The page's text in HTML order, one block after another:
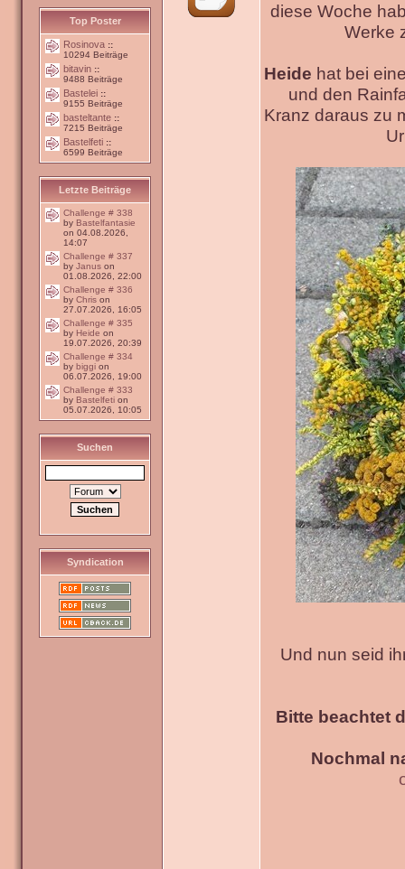
Top Poster
Rosinova ::
10294 Beiträge
bitavin ::
9488 Beiträge
Bastelei ::
9155 Beiträge
basteltante ::
7215 Beiträge
Bastelfeti ::
6599 Beiträge
Letzte Beiträge
Challenge # 338
by Bastelfantasie
on 04.08.2026,
14:07
Challenge # 337
by Janus on
01.08.2026, 22:00
Challenge # 336
by Chris on
27.07.2026, 16:05
Challenge # 335
by Heide on
19.07.2026, 20:39
Challenge # 334
by biggi on
06.07.2026, 19:00
Challenge # 333
by Bastelfeti on
05.07.2026, 10:05
Suchen
Syndication
diese Woche
Werke
Heide hat bei
und den
Kranz daraus zu
Und nun seid
Bitte beachtet
Nochmal